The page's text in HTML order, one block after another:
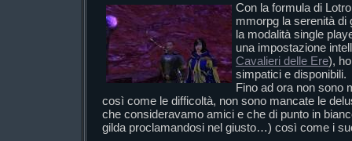
Con la formula di
mmorpg la serenità di
la modalità single
una impostazione
Cavalieri delle Ere),
simpatici e disponibili.
Fino ad ora non sono
così come le difficoltà, non sono mancate le
che consideravamo amici e che di punto in
gilda proclamandosi nel giusto…) così come i